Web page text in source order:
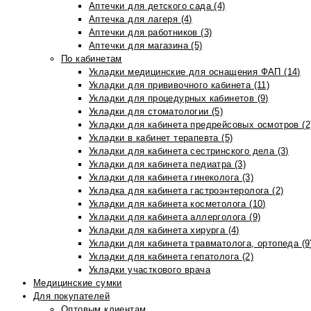
Аптечки для детского сада (4)
Аптечка для лагеря (4)
Аптечки для работников (3)
Аптечки для магазина (5)
По кабинетам
Укладки медицинские для оснащения ФАП (14)
Укладки для прививочного кабинета (11)
Укладки для процедурных кабинетов (9)
Укладки для стоматологии (5)
Укладки для кабинета предрейсовых осмотров
Укладки в кабинет терапевта (5)
Укладки для кабинета сестринского дела (3)
Укладки для кабинета педиатра (3)
Укладки для кабинета гинеколога (3)
Укладка для кабинета гастроэнтеролога (2)
Укладки для кабинета косметолога (10)
Укладки для кабинета аллерголога (9)
Укладки для кабинета хирурга (4)
Укладки для кабинета травматолога, ортопеда
Укладки для кабинета гепатолога (2)
Укладки участкового врача
Медицинские сумки
Для покупателей